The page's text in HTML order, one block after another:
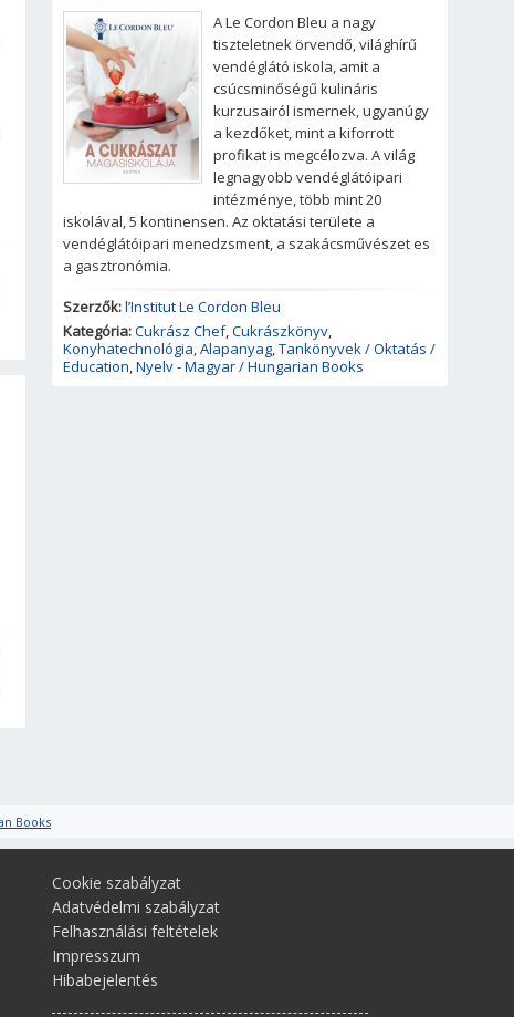
A Le Cordon Bleu a nagy
tiszteletnek örvendő, világhírű
vendéglátó iskola, amit a
csúcsminőségű kulináris
kurzusairól ismernek, ugyanúgy
a kezdőket, mint a kiforrott
profikat is megcélozva. A világ
legnagyobb vendéglátóipari
intézménye, több mint 20
iskolával, 5 kontinensen. Az oktatási területe a
vendéglátóipari menedzsment, a szakácsművészet es
a gasztronómia.
Szerzők:l’Institut Le Cordon Bleu
Kategória:Cukrász Chef,Cukrászkönyv,
Konyhatechnológia,Alapanyag,Tankönyvek / Oktatás /
Education,Nyelv - Magyar / Hungarian Books
Books
Cookie szabályzat
Adatvédelmi szabályzat
Felhasználási feltételek
Impresszum
Hibabejelentés